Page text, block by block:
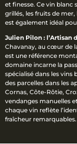
et finesse. Ce vin blanc
grillés, les fruits de
est également idéal
Julien Pilon : l’Artisan
Chavanay, au cœur de
est une référence
domaine incarne la
spécialisé dans les vins
des parcelles dans les
Cornas, Côte-Rôtie,
vendanges manuelles
chaque vin reflète
fraîcheur remarquables.